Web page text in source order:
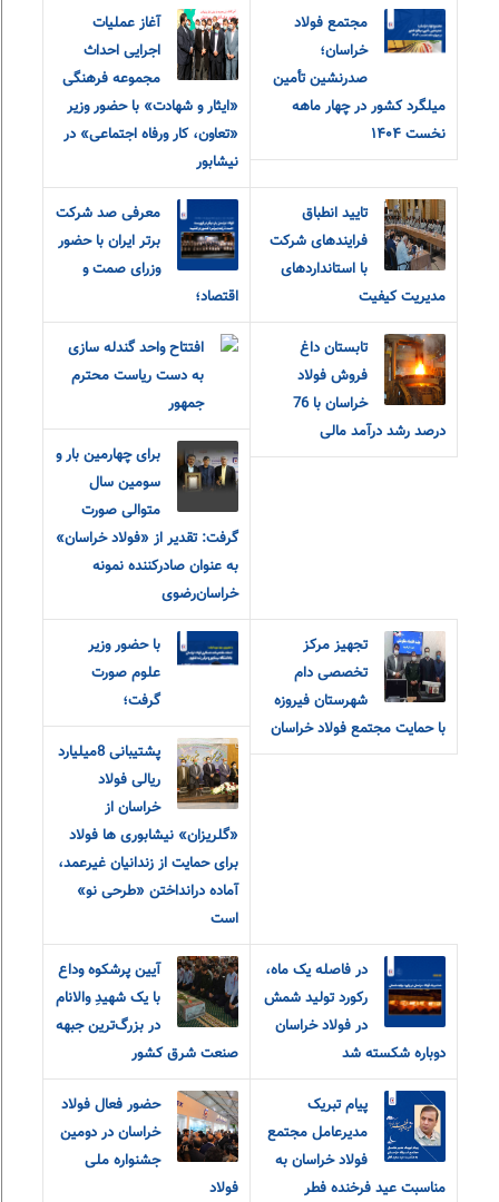
مجتمع فولاد
خراسان؛
صدرنشین تأمین
میلگرد کشور در چهار ماهه
نخست ۱۴۰۴
آغاز عملیات
اجرایی احداث
مجموعه فرهنگی
«ایثار و شهادت» با حضور وزیر
«تعاون، کار و‌رفاه اجتماعی» در
نیشابور
تایید انطباق
فرایندهای شرکت
با استانداردهای
مدیریت کیفیت
معرفی صد شرکت
برتر ایران با حضور
وزرای صمت و
اقتصاد؛
تابستان داغ
فروش فولاد
خراسان با 76
درصد رشد درآمد مالی
افتتاح واحد گندله سازی
به دست ریاست محترم
جمهور
برای چهارمین بار و
سومین سال
متوالی صورت
گرفت: تقدیر از «فولاد خراسان»
به عنوان صادرکننده نمونه
خراسان‌رضوی
تجهیز مرکز
تخصصی دام
شهرستان فیروزه
با حمایت مجتمع فولاد خراسان
با حضور وزیر
علوم صورت
گرفت؛
پشتیبانی 8میلیارد
ریالی فولاد
خراسان از
«گلریزان» نیشابوری ها فولاد
برای حمایت از زندانیان غیرعمد،
آماده درانداختن «طرحی نو»
است
در فاصله یک ماه،
رکورد تولید شمش
در فولاد خراسان
دوباره شکسته شد
آیین پرشکوه وداع
با یک شهیدِ والانام
در بزرگ‌ترین جبهه
صنعت شرق کشور
پیام تبریک
مدیرعامل مجتمع
فولاد خراسان به
مناسبت عید فرخنده فطر
حضور فعال فولاد
خراسان در دومین
جشنواره ملی
فولاد